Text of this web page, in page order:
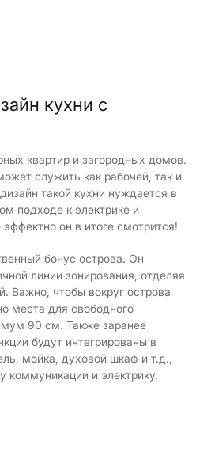
кухни с
квартир и загородных домов.
служить как рабочей, так и
такой кухни нуждается в
подходе к электрике и
он в итоге смотрится!
бонус острова. Он
линии зонирования, отделяя
Важно, чтобы вокруг острова
места для свободного
90 см. Также заранее
будут интегрированы в
мойка, духовой шкаф и т.д.,
коммуникации и электрику.